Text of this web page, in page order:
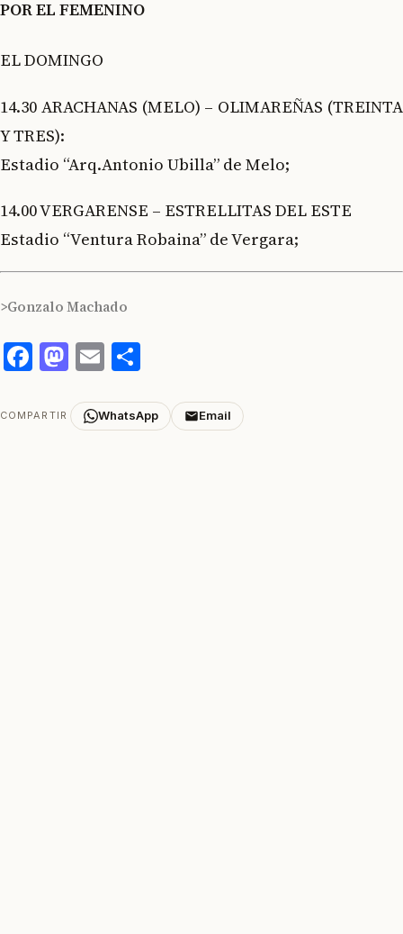
POR EL FEMENINO
EL DOMINGO
14.30 ARACHANAS (MELO) – OLIMAREÑAS (TREINTA
Y TRES):
Estadio “Arq.Antonio Ubilla” de Melo;
14.00 VERGARENSE – ESTRELLITAS DEL ESTE
Estadio “Ventura Robaina” de Vergara;
>Gonzalo Machado
Facebook
Mastodon
Email
COMPARTIR WhatsApp Email